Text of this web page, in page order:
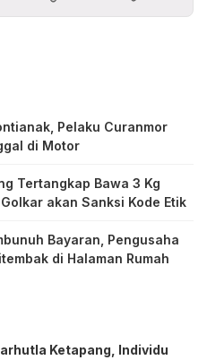
Pelaku Curanmor
di Motor
Tertangkap Bawa 3 Kg
akan Sanksi Kode Etik
Bayaran, Pengusaha
di Halaman Rumah
Ketapang, Individu